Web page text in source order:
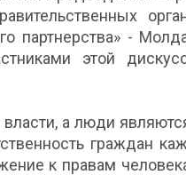
партнерства» -
этой
а люди
граждан
к правам